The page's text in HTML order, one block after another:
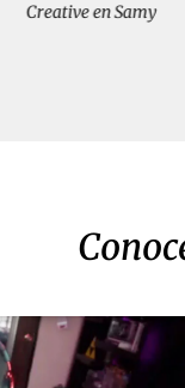
Agency